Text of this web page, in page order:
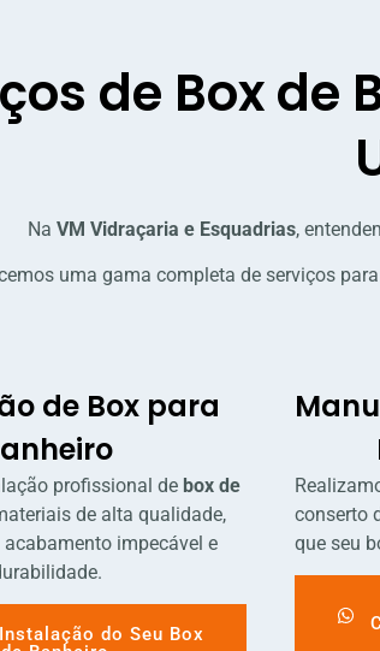
de Box de
Na VM Vidraçaria e Esquadrias,
uma gama completa de serviços para
de Box para
profissional de box de
de alta qualidade,
impecável e
do Seu Box
conserto
que seu